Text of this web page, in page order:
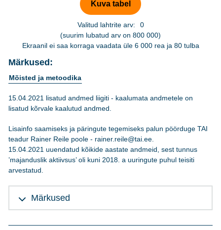
Valitud lahtrite arv:
0
(suurim lubatud arv on 800 000)
Ekraanil ei saa korraga vaadata üle 6 000 rea ja 80 tulba
Märkused:
Mõisted ja metoodika
15.04.2021 lisatud andmed liigiti - kaalumata andmetele on
lisatud kõrvale kaalutud andmed.
Lisainfo saamiseks ja päringute tegemiseks palun pöörduge TAI
teadur Rainer Reile poole - rainer.reile@tai.ee.
15.04.2021 uuendatud kõikide aastate andmeid, sest tunnus
’majanduslik aktiivsus’ oli kuni 2018. a uuringute puhul teisiti
arvestatud.
Märkused